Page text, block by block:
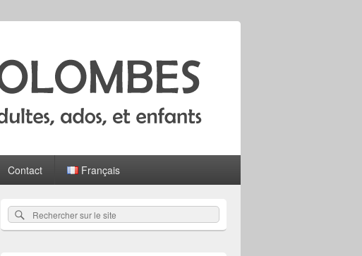
Contact Français
Zone
principale
de
Rechercher :
Rechercher
sur